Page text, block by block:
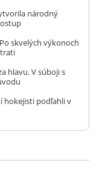
národný
skvelých výkonoch
hlavu. V súboji s
hokejisti podľahli v